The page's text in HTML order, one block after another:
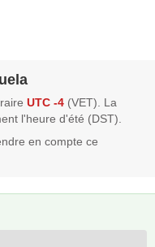
UTC -4 (VET). La
l'heure d'été (DST).
en compte ce